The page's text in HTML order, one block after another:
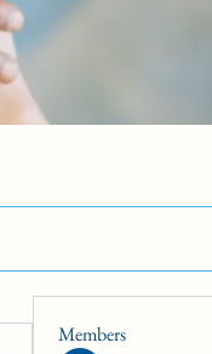
Members